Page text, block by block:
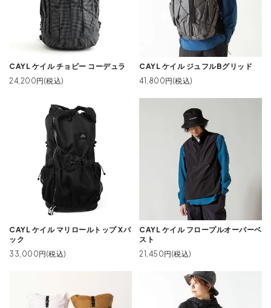
CAYL ケイル チョピー コーデュラ
24,200円(税込)
CAYL ケイル ジュフルBグリッド
41,800円(税込)
CAYL ケイル マリロールトップ Xパ
ック
33,000円(税込)
CAYL ケイル フロープルオーバーベ
スト
21,450円(税込)